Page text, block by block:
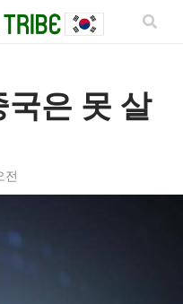
국은 못 살
전